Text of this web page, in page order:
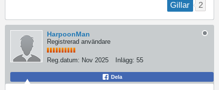
Gillar 2
HarpoonMan
Registrerad användare
Reg.datum: Nov 2025 Inlägg: 55
Dela